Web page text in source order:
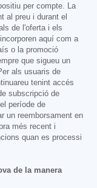
per compte. La
al preu i durant el
de l'oferta i els
aquí com a
o la promoció
que sigueu un
als usuaris de
tenint accés
subscripció de
període de
un reemborsament en
més recent i
quan es processi
de la manera